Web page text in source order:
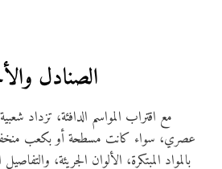
6. الصنادل
مع اقتراب المواسم الدافئة، تزداد
بالمواد المبتكرة، الألوان الجريئة،